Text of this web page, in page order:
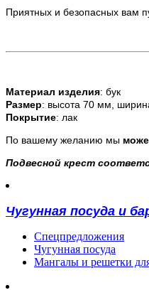
Приятных и безопасных вам
Материал изделия: бук
Размер: высота 70 мм,
Покрытие: лак
По вашему желанию мы
Подвесной крест
Чугунная посуда и
Спецпредложения
Чугунная посуда
Мангалы и решетки